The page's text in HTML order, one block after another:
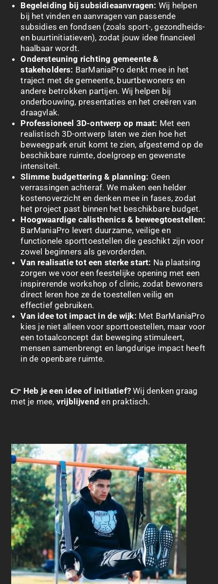
Begeleiding bij subsidieaanvragen: Wij helpen
bij het vinden en aanvragen van passende
subsidies en fondsen (zoals sport-, gezondheids-
en buurtinitiatieven), zodat jouw idee financieel
haalbaar wordt.
Ondersteuning richting gemeente &
stakeholders: BarManiaPro denkt mee in het
traject met de gemeente, buurtbewoners en
andere betrokken partijen. Wij helpen bij
onderbouwing, presentaties en het creëren van
draagvlak.
Professioneel 3D-ontwerp op maat: Met een
realistisch 3D-ontwerp laten we zien hoe het
beweegpark eruit komt te zien, afgestemd op de
beschikbare ruimte, doelgroep en gewenste
intensiteit.
Slimme budgettering & planning: Geen
verrassingen achteraf. We maken een helder
kostenoverzicht en denken mee in fases, zodat
het project past binnen het beschikbare budget.
Hoogwaardige calisthenics & beweegtoestellen:
BarManiaPro levert duurzame, veilige en
functionele sporttoestellen die geschikt zijn voor
zowel beginners als gevorderden.
Van realisatie tot een sterke start: Na plaatsing
zorgen we voor een feestelijke opening met een
inspirerende workshop of clinic, zodat bewoners
direct leren hoe ze de toestellen veilig en
effectief gebruiken.
Van idee tot impact in de wijk: Met BarManiaPro
kies je niet alleen voor sporttoestellen, maar voor
een totaalconcept dat beweging stimuleert,
mensen samenbrengt en langdurige impact heeft
in de openbare ruimte.
👉 Heb je een idee of initiatief?Wij denken graag
met je mee, vrijblijvend en praktisch.